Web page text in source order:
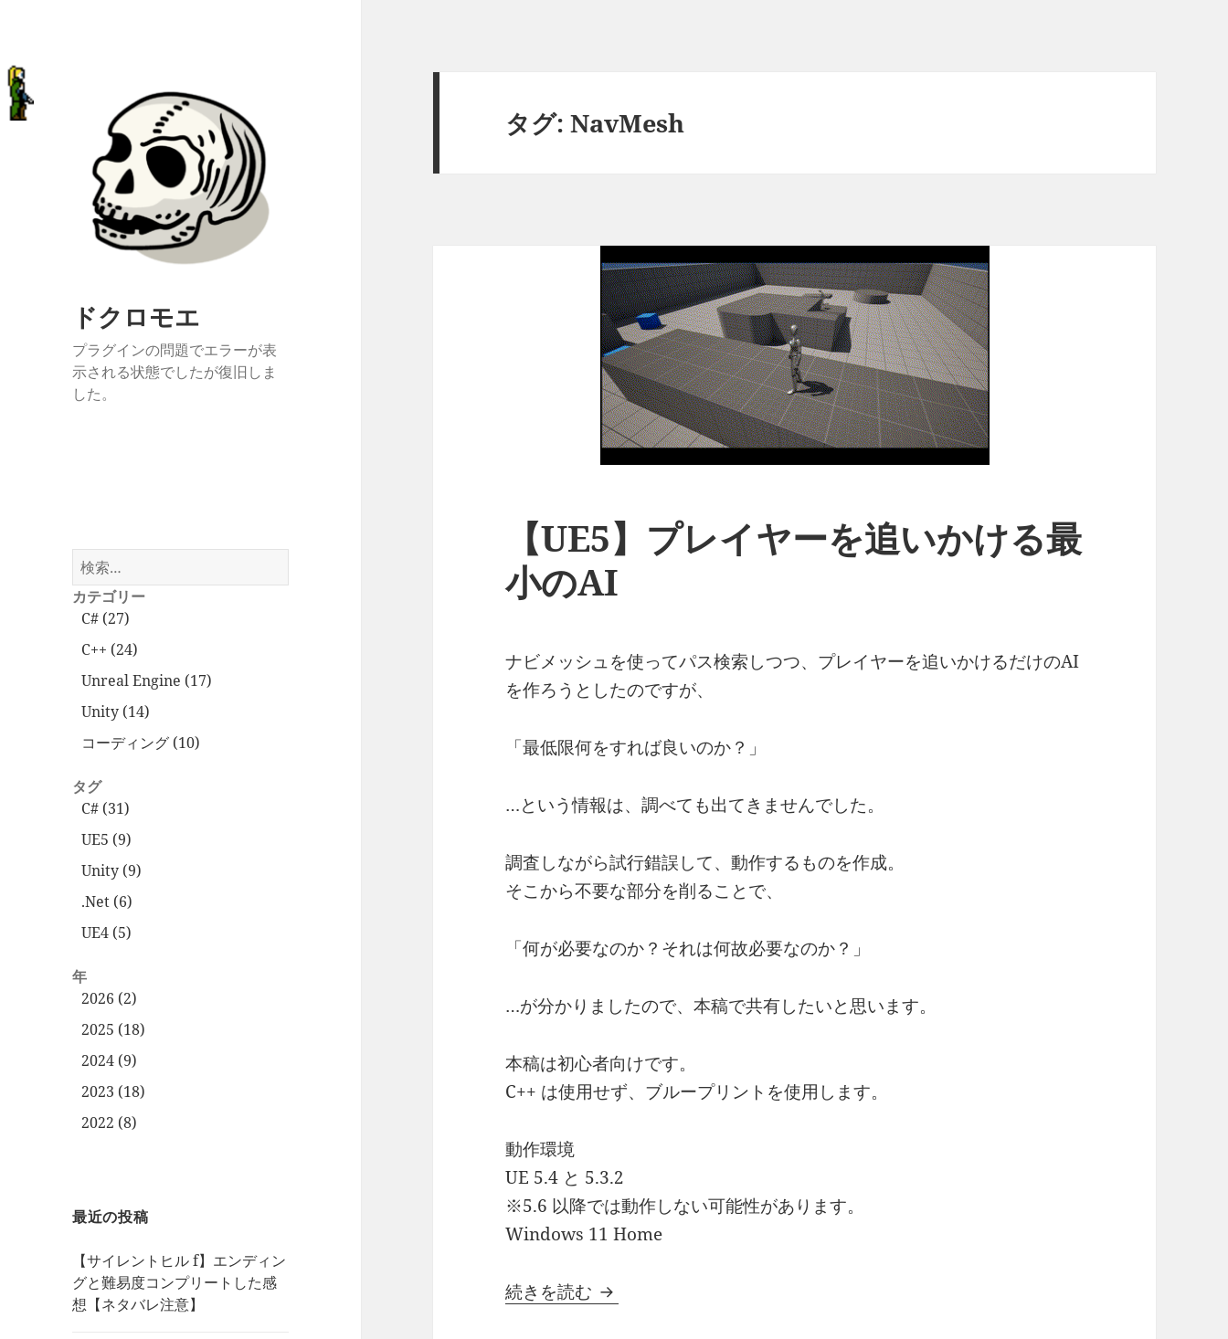
ドクロモエ
プラグインの問題でエラーが表
示される状態でしたが復旧しま
した。
検
索:
カテゴリー
C# (27)
C++ (24)
Unreal Engine (17)
Unity (14)
コーディング (10)
タグ
C# (31)
UE5 (9)
Unity (9)
.Net (6)
UE4 (5)
年
2026 (2)
2025 (18)
2024 (9)
2023 (18)
2022 (8)
最近の投稿
【サイレントヒル f】エンディン
グと難易度コンプリートした感
想【ネタバレ注意】
タグ:NavMesh
【UE5】プレイヤーを追いかける最
小のAI
ナビメッシュを使ってパス検索しつつ、プレイヤーを追いかけるだけのAI
を作ろうとしたのですが、
「最低限何をすれば良いのか？」
…という情報は、調べても出てきませんでした。
調査しながら試行錯誤して、動作するものを作成。
そこから不要な部分を削ることで、
「何が必要なのか？それは何故必要なのか？」
…が分かりましたので、本稿で共有したいと思います。
本稿は初心者向けです。
C++ は使用せず、ブループリントを使用します。
動作環境
UE 5.4 と 5.3.2
※5.6 以降では動作しない可能性があります。
Windows 11 Home
続きを読む 【UE5】プレイヤーを追いかける最小のAI